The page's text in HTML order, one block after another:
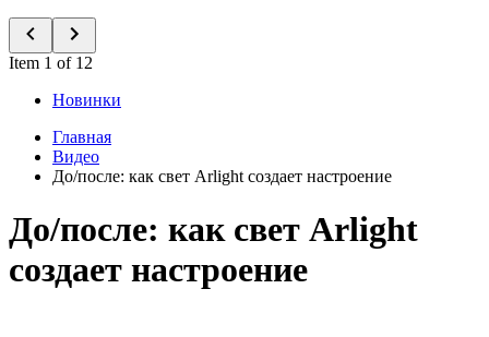
Item 1 of 12
Новинки
Главная
Видео
До/после: как свет Arlight создает настроение
До/после: как свет Arlight
создает настроение